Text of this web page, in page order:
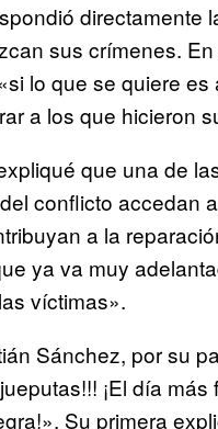
directamente
sus crímenes.
lo que se quiere
a los que hicieron
que una de
conflicto accedan
a la
ya va muy
víctimas».
Sánchez, por su
¡El día
Su primera